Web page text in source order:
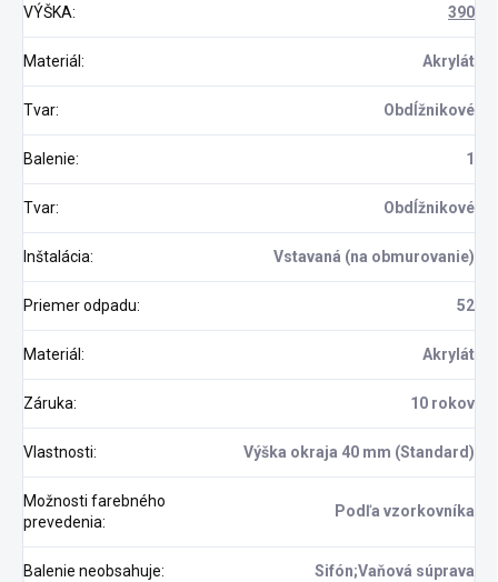
VÝŠKA: 390
Materiál: Akrylát
Tvar: Obdĺžnikové
Balenie: 1
Tvar: Obdĺžnikové
Inštalácia: Vstavaná (na obmurovanie)
Priemer odpadu: 52
Materiál: Akrylát
Záruka: 10 rokov
Vlastnosti: Výška okraja 40 mm (Standard)
Možnosti farebného
prevedenia:
Podľa vzorkovníka
Balenie neobsahuje: Sifón;Vaňová súprava